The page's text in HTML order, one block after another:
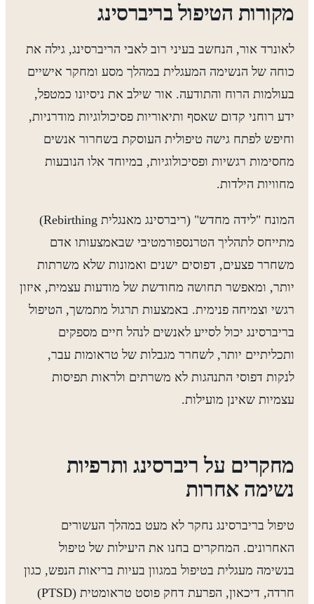
מקורות הטיפול בריברסינג
לאונרד אור, הנחשב בעיני רוב לאבי הריברסינג, גילה את
כוחה של הנשימה המעגלית במהלך מסע ומחקר אישיים
בעולמות הרוח והתודעה. אור שילב את ניסיונו כמטפל,
ידע רוחני קדום שאסף ותיאוריות פסיכולוגיות מודרניות,
וחיפש לפתח גישה טיפולית העוסקת בשחרור אנשים
מחסימות רגשיות ופסיכולוגיות, במיוחד אלו הנובעות
מחוויות הילדות.
המונח "לידה מחדש" (ריברסינג מאנגלית Rebirthing)
מתייחס לתהליך הטרנספורמטיבי שבאמצעותו אדם
משחרר פצעים, דפוסים ישנים ואמונות שלא משרתות
יותר, ומאפשר תחושה מחודשת של מודעות עצמית, איזון
רגשי וצמיחה פנימית. באמצעות תרגול מתמשך, הטיפול
בריברסינג יכול לסייע לאנשים לנהל חיים מספקים
ותכליתיים יותר, לשחרר מגבלות של טראומות עבר,
לנקות דפוסי התנהגות לא משרתים ולראות תפיסות
עצמיות שאינן מועילות.
מחקרים על ריברסינג ותרפיות
נשימה אחרות
טיפול בריברסינג נחקר לא מעט במהלך העשורים
האחרונים. המחקרים בחנו את היעילות של טיפול
בנשימה מעגלית בטיפול במגוון בעיות בריאות הנפש, כגון
חרדה, דיכאון, הפרעת דחק פוסט טראומטית (PTSD)